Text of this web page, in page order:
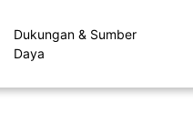
Dukungan & Sumber
Daya